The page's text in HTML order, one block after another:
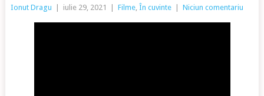
Ionut Dragu iulie 29, 2021 Filme, În cuvinte Niciun comentariu